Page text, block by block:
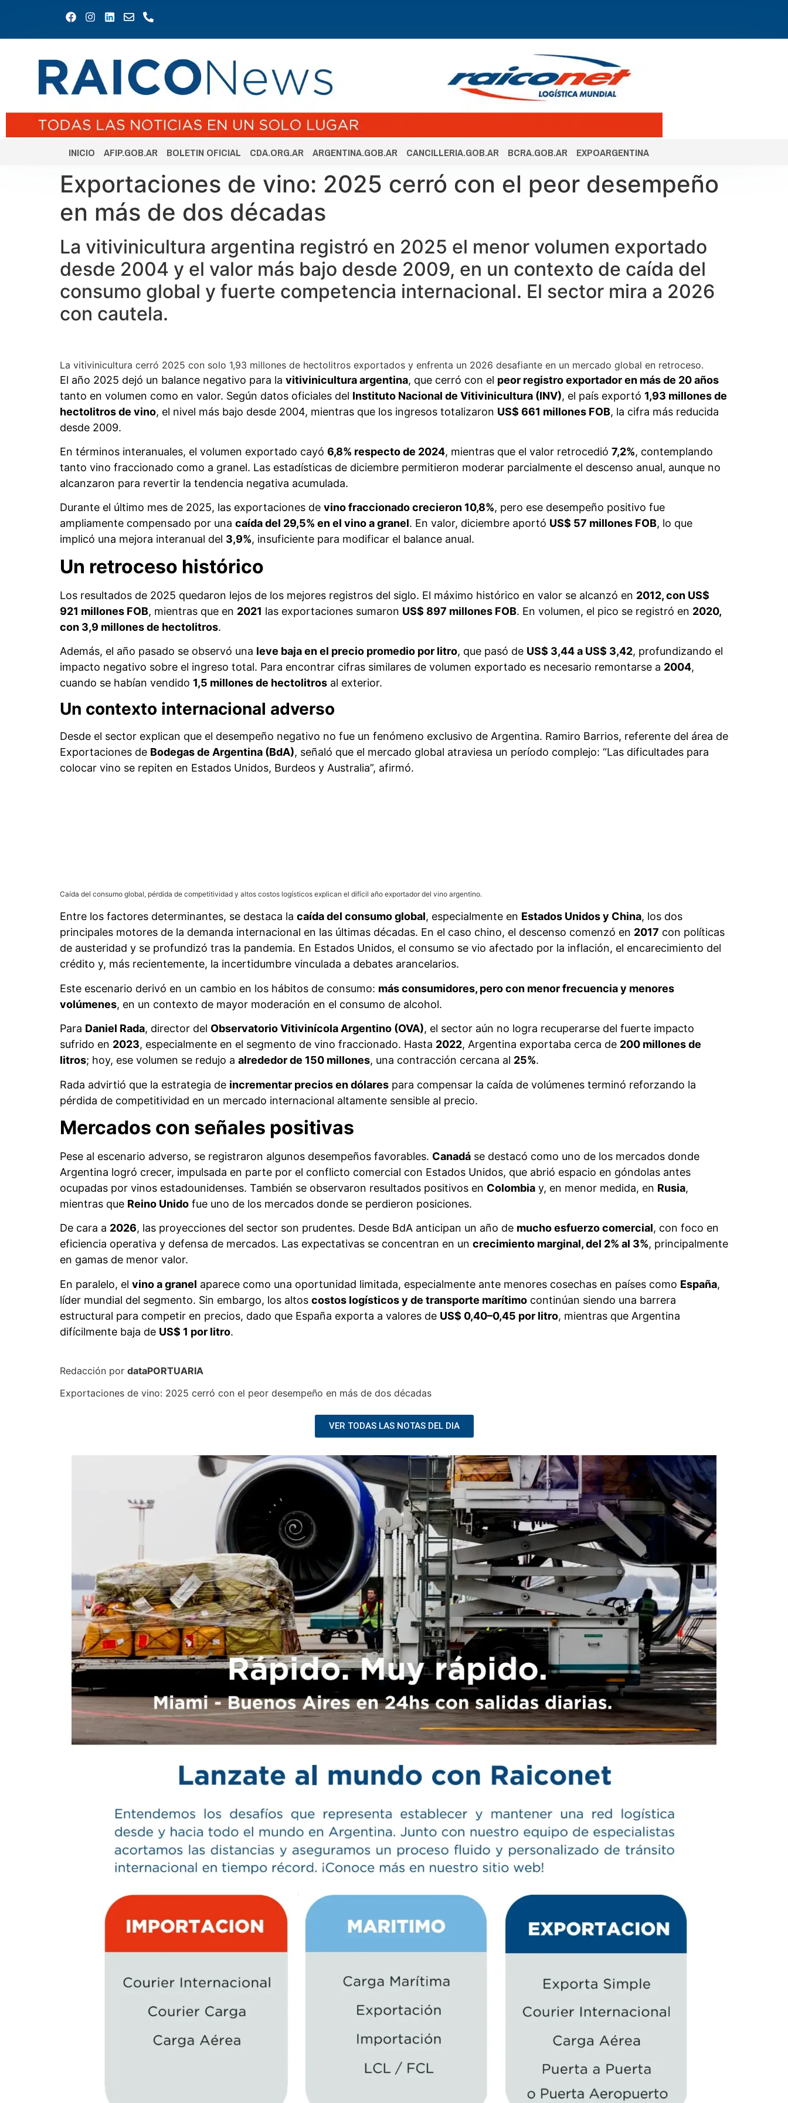
INICIO AFIP.GOB.AR BOLETIN OFICIAL CDA.ORG.AR ARGENTINA.GOB.AR CANCILLERIA.GOB.AR BCRA.GOB.AR EXPOARGENTINA
Exportaciones de vino: 2025 cerró con el peor desempeño
en más de dos décadas
La vitivinicultura argentina registró en 2025 el menor volumen exportado
desde 2004 y el valor más bajo desde 2009, en un contexto de caída del
consumo global y fuerte competencia internacional. El sector mira a 2026
con cautela.
La vitivinicultura cerró 2025 con solo 1,93 millones de hectolitros exportados y enfrenta un 2026 desafiante en un mercado global en retroceso.
El año 2025 dejó un balance negativo para la vitivinicultura argentina, que cerró con el peor registro exportador en más de 20 años
tanto en volumen como en valor. Según datos oficiales del Instituto Nacional de Vitivinicultura (INV), el país exportó 1,93 millones de
hectolitros de vino, el nivel más bajo desde 2004, mientras que los ingresos totalizaron US$ 661 millones FOB, la cifra más reducida
desde 2009.
En términos interanuales, el volumen exportado cayó 6,8% respecto de 2024, mientras que el valor retrocedió 7,2%, contemplando
tanto vino fraccionado como a granel. Las estadísticas de diciembre permitieron moderar parcialmente el descenso anual, aunque no
alcanzaron para revertir la tendencia negativa acumulada.
Durante el último mes de 2025, las exportaciones de vino fraccionado crecieron 10,8%, pero ese desempeño positivo fue
ampliamente compensado por una caída del 29,5% en el vino a granel. En valor, diciembre aportó US$ 57 millones FOB, lo que
implicó una mejora interanual del 3,9%, insuficiente para modificar el balance anual.
Un retroceso histórico
Los resultados de 2025 quedaron lejos de los mejores registros del siglo. El máximo histórico en valor se alcanzó en 2012, con US$
921 millones FOB, mientras que en 2021 las exportaciones sumaron US$ 897 millones FOB. En volumen, el pico se registró en 2020,
con 3,9 millones de hectolitros.
Además, el año pasado se observó una leve baja en el precio promedio por litro, que pasó de US$ 3,44 a US$ 3,42, profundizando el
impacto negativo sobre el ingreso total. Para encontrar cifras similares de volumen exportado es necesario remontarse a 2004,
cuando se habían vendido 1,5 millones de hectolitros al exterior.
Un contexto internacional adverso
Desde el sector explican que el desempeño negativo no fue un fenómeno exclusivo de Argentina. Ramiro Barrios, referente del área de
Exportaciones de Bodegas de Argentina (BdA), señaló que el mercado global atraviesa un período complejo: “Las dificultades para
colocar vino se repiten en Estados Unidos, Burdeos y Australia”, afirmó.
Caída del consumo global, pérdida de competitividad y altos costos logísticos explican el difícil año exportador del vino argentino.
Entre los factores determinantes, se destaca lacaída del consumo global, especialmente enEstados Unidos y China , los dos
principales motores de la demanda internacional en las últimas décadas. En el caso chino, el descenso comenzó en
de austeridad y se profundizó tras la pandemia. En Estados Unidos, el consumo se vio afectado por la inflación, el encarecimiento del
crédito y, más recientemente, la incertidumbre vinculada a debates arancelarios.
Este escenario derivó en un cambio en los hábitos de consumo:
ParaDaniel Rada, director delObservatorio Vitivinícola Argentino (OVA) , el sector aún no logra recuperarse del fuerte impacto
sufrido en 2023 , especialmente en el segmento de vino fraccionado. Hasta2022 , Argentina exportaba cerca de200 millones de
litros ; hoy, ese volumen se redujo a
pérdida de competitividad en un mercado internacional altamente sensible al precio.
Mercados con señales positivas
Pese al escenario adverso, se registraron algunos desempeños favorables.Canadá
ocupadas por vinos estadounidenses. También se observaron resultados positivos enColombiay, en menor medida, enRusia ,
fue uno de los mercados donde se perdieron posiciones.
2026, las proyecciones del sector son prudentes. Desde BdA anticipan un año demucho esfuerzo comercial, con foco en
eficiencia operativa y defensa de mercados. Las expectativas se concentran en uncrecimiento marginal, del 2% al 3%, principalmente
vino a granel aparece como una oportunidad limitada, especialmente ante menores cosechas en países como
líder mundial del segmento. Sin embargo, los altoscostos logísticos y de transporte marítimo
continúan siendo una barrera
estructural para competir en precios, dado que España exporta a valores deUS$ 0,40–0,45 por litro, mientras que Argentina
difícilmente baja deUS$ 1 por litro.
Redacción pordataPORTUARIA
Exportaciones de vino: 2025 cerró con el peor desempeño en más de dos décadas
VER TODAS LAS NOTAS DEL DIA